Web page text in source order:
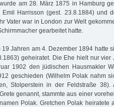
am 28. März 1875 in Hamburg
Harrisson (gest. 23.8.1884) und
Vater war in London zur Welt
gearbeitet hatte.
Jahren am 4. Dezember 1894 hatte
geheiratet. Die Ehe hielt nur vier
1902 den jüdischen Hausmakler
geschieden (Wilhelm Polak nahm
Stolperstein in der Feldstraße 38).
genannt, stammte aus einer
Polak. Gretchen Polak heiratete